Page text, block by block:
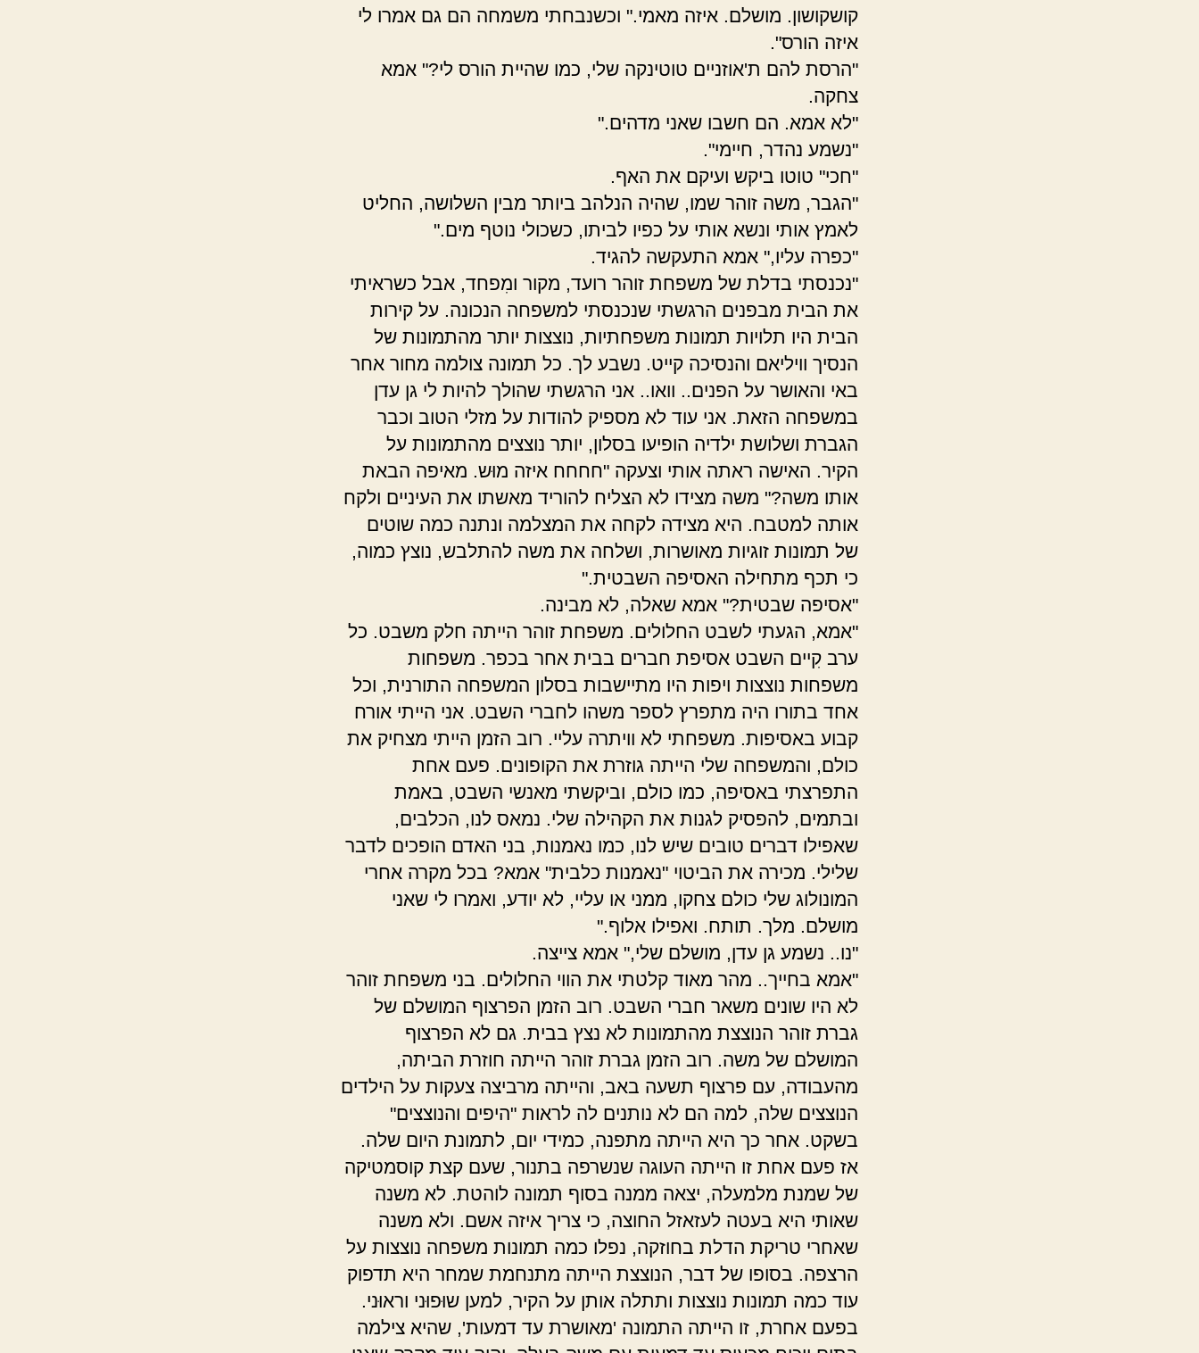
קושקושון. מושלם. איזה מאמי." וכשנבחתי משמחה הם גם אמרו לי
איזה הורס".
"הרסת להם ת'אוזניים טוטינקה שלי, כמו שהיית הורס לי?" אמא
צחקה.
"לא אמא. הם חשבו שאני מדהים."
"נשמע נהדר, חיימי".
"חכי" טוטו ביקש ועיקם את האף.
"הגבר, משה זוהר שמו, שהיה הנלהב ביותר מבין השלושה, החליט
לאמץ אותי ונשא אותי על כפיו לביתו, כשכולי נוטף מים."
"כפרה עליו," אמא התעקשה להגיד.
"נכנסתי בדלת של משפחת זוהר רועד, מקור ומִפחד, אבל כשראיתי
את הבית מבפנים הרגשתי שנכנסתי למשפחה הנכונה. על קירות
הבית היו תלויות תמונות משפחתיות, נוצצות יותר מהתמונות של
הנסיך וויליאם והנסיכה קייט. נשבע לך. כל תמונה צולמה מחור אחר
באי והאושר על הפנים.. וואו.. אני הרגשתי שהולך להיות לי גן עדן
במשפחה הזאת. אני עוד לא מספיק להודות על מזלי הטוב וכבר
הגברת ושלושת ילדיה הופיעו בסלון, יותר נוצצים מהתמונות על
הקיר. האישה ראתה אותי וצעקה "חחחח איזה מוּש. מאיפה הבאת
אותו משה?" משה מצידו לא הצליח להוריד מאשתו את העיניים ולקח
אותה למטבח. היא מצידה לקחה את המצלמה ונתנה כמה שוטים
של תמונות זוגיות מאושרות, ושלחה את משה להתלבש, נוצץ כמוה,
כי תכף מתחילה האסיפה השבטית."
"אסיפה שבטית?" אמא שאלה, לא מבינה.
"אמא, הגעתי לשבט החלולים. משפחת זוהר הייתה חלק משבט. כל
ערב קִיים השבט אסיפת חברים בבית אחר בכפר. משפחות
משפחות נוצצות ויפות היו מתיישבות בסלון המשפחה התורנית, וכל
אחד בתורו היה מתפרץ לספר משהו לחברי השבט. אני הייתי אורח
קבוע באסיפות. משפחתי לא וויתרה עליי. רוב הזמן הייתי מצחיק את
כולם, והמשפחה שלי הייתה גוזרת את הקופונים. פעם אחת
התפרצתי באסיפה, כמו כולם, וביקשתי מאנשי השבט, באמת
ובתמים, להפסיק לגנות את הקהילה שלי. נמאס לנו, הכלבים,
שאפילו דברים טובים שיש לנו, כמו נאמנות, בני האדם הופכים לדבר
שלילי. מכירה את הביטוי "נאמנות כלבית" אמא? בכל מקרה אחרי
המונולוג שלי כולם צחקו, ממני או עליי, לא יודע, ואמרו לי שאני
מושלם. מלך. תותח. ואפילו אלוף."
"נו.. נשמע גן עדן, מושלם שלי," אמא צייצה.
"אמא בחייך.. מהר מאוד קלטתי את הווי החלולים. בני משפחת זוהר
לא היו שונים משאר חברי השבט. רוב הזמן הפרצוף המושלם של
גברת זוהר הנוצצת מהתמונות לא נצץ בבית. גם לא הפרצוף
המושלם של משה. רוב הזמן גברת זוהר הייתה חוזרת הביתה,
מהעבודה, עם פרצוף תשעה באב, והייתה מרביצה צעקות על הילדים
הנוצצים שלה, למה הם לא נותנים לה לראות "היפים והנוצצים"
בשקט. אחר כך היא הייתה מתפנה, כמידי יום, לתמונת היום שלה.
אז פעם אחת זו הייתה העוגה שנשרפה בתנור, שעם קצת קוסמטיקה
של שמנת מלמעלה, יצאה ממנה בסוף תמונה לוהטת. לא משנה
שאותי היא בעטה לעזאזל החוצה, כי צריך איזה אשם. ולא משנה
שאחרי טריקת הדלת בחוזקה, נפלו כמה תמונות משפחה נוצצות על
הרצפה. בסופו של דבר, הנוצצת הייתה מתנחמת שמחר היא תדפוק
עוד כמה תמונות נוצצות ותתלה אותן על הקיר, למען שוּפוּני וראוּני.
בפעם אחרת, זו הייתה התמונה 'מאושרת עד דמעות', שהיא צילמה